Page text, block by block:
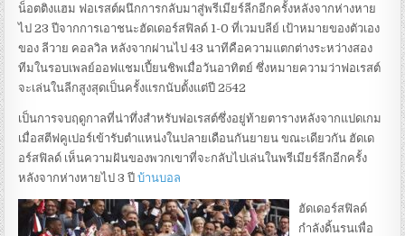
น็อตติงแฮม ฟอเรสต์ผนึกการกลับมาสู่พรีเมียร์ลีกอีกครั้งหลังจากห่างหาย
ไป 23 ปีจากการเอาชนะฮัดเดอร์สฟิลด์ 1-0 ที่เวมบลีย์ เป้าหมายของตัวเอง
ของ ลีวาย คอลวิล หลังจากผ่านไป 43 นาทีคือความแตกต่างระหว่างสอง
ทีมในรอบเพลย์ออฟแชมเปี้ยนชิพเมื่อวันอาทิตย์ ซึ่งหมายความว่าฟอเรสต์
จะเล่นในลีกสูงสุดเป็นครั้งแรกนับตั้งแต่ปี 2542
เป็นการจบฤดูกาลที่น่าทึ่งสำหรับฟอเรสต์ซึ่งอยู่ท้ายตารางหลังจากแปดเกม
เมื่อสตีฟคูเปอร์เข้ารับตำแหน่งในปลายเดือนกันยายน ขณะเดียวกัน ฮัดเด
อร์สฟิลด์ เห็นความฝันของพวกเขาที่จะกลับไปเล่นในพรีเมียร์ลีกอีกครั้ง
หลังจากห่างหายไป 3 ปีบ้านบอล
ฮัดเดอร์สฟิลด์
กำลังดิ้นรนเพื่อ